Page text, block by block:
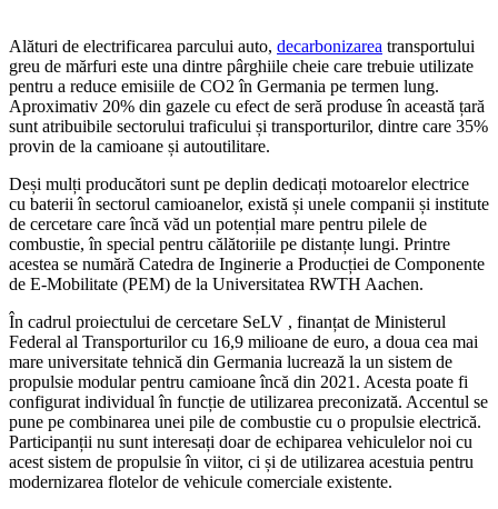
Alături de electrificarea parcului auto, decarbonizarea transportului
greu de mărfuri este una dintre pârghiile cheie care trebuie utilizate
pentru a reduce emisiile de CO2 în Germania pe termen lung.
Aproximativ 20% din gazele cu efect de seră produse în această țară
sunt atribuibile sectorului traficului și transporturilor, dintre care 35%
provin de la camioane și autoutilitare.
Deși mulți producători sunt pe deplin dedicați motoarelor electrice
cu baterii în sectorul camioanelor, există și unele companii și institute
de cercetare care încă văd un potențial mare pentru pilele de
combustie, în special pentru călătoriile pe distanțe lungi. Printre
acestea se numără Catedra de Inginerie a Producției de Componente
de E-Mobilitate (PEM) de la Universitatea RWTH Aachen.
În cadrul proiectului de cercetare SeLV , finanțat de Ministerul
Federal al Transporturilor cu 16,9 milioane de euro, a doua cea mai
mare universitate tehnică din Germania lucrează la un sistem de
propulsie modular pentru camioane încă din 2021. Acesta poate fi
configurat individual în funcție de utilizarea preconizată. Accentul se
pune pe combinarea unei pile de combustie cu o propulsie electrică.
Participanții nu sunt interesați doar de echiparea vehiculelor noi cu
acest sistem de propulsie în viitor, ci și de utilizarea acestuia pentru
modernizarea flotelor de vehicule comerciale existente.